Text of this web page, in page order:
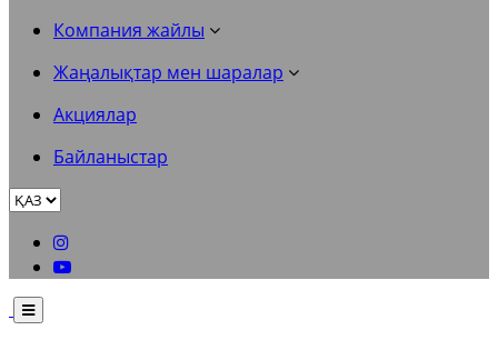
Компания жайлы
Жаңалықтар мен шаралар
Акциялар
Байланыстар